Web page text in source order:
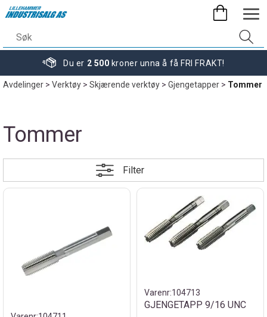
Du er 2 500 kroner unna å få FRI FRAKT!
Avdelinger>Verktøy>Skjærende verktøy>Gjengetapper>Tommer
Tommer
Filter
Varenr:104713
GJENGETAPP 9/16 UNC